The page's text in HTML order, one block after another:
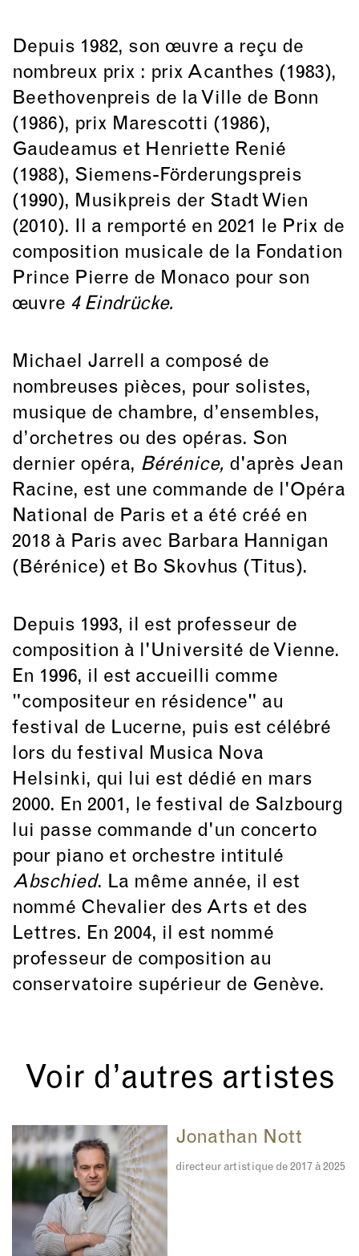
Depuis 1982, son œuvre a reçu de
nombreux prix : prix Acanthes (1983),
Beethovenpreis de la Ville de Bonn
(1986), prix Marescotti (1986),
Gaudeamus et Henriette Renié
(1988), Siemens-Förderungspreis
(1990), Musikpreis der Stadt Wien
(2010). Il a remporté en 2021 le Prix de
composition musicale de la Fondation
Prince Pierre de Monaco pour son
œuvre 4 Eindrücke.
Michael Jarrell a composé de
nombreuses pièces, pour solistes,
musique de chambre, d’ensembles,
d’orchetres ou des opéras. Son
dernier opéra, Bérénice, d'après Jean
Racine, est une commande de l'Opéra
National de Paris et a été créé en
2018 à Paris avec Barbara Hannigan
(Bérénice) et Bo Skovhus (Titus).
Depuis 1993, il est professeur de
composition à l'Université de Vienne.
En 1996, il est accueilli comme
"compositeur en résidence" au
festival de Lucerne, puis est célébré
lors du festival Musica Nova
Helsinki, qui lui est dédié en mars
2000. En 2001, le festival de Salzbourg
lui passe commande d'un concerto
pour piano et orchestre intitulé
Abschied. La même année, il est
nommé Chevalier des Arts et des
Lettres. En 2004, il est nommé
professeur de composition au
conservatoire supérieur de Genève.
Voir d’autres artistes
Jonathan Nott
directeur artistique de 2017 à 2025